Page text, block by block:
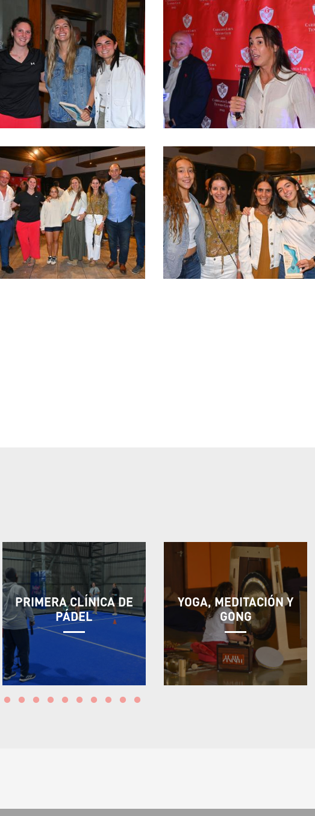
PRIMERA CLÍNICA DE
PÁDEL
YOGA, MEDITACIÓN Y
GONG